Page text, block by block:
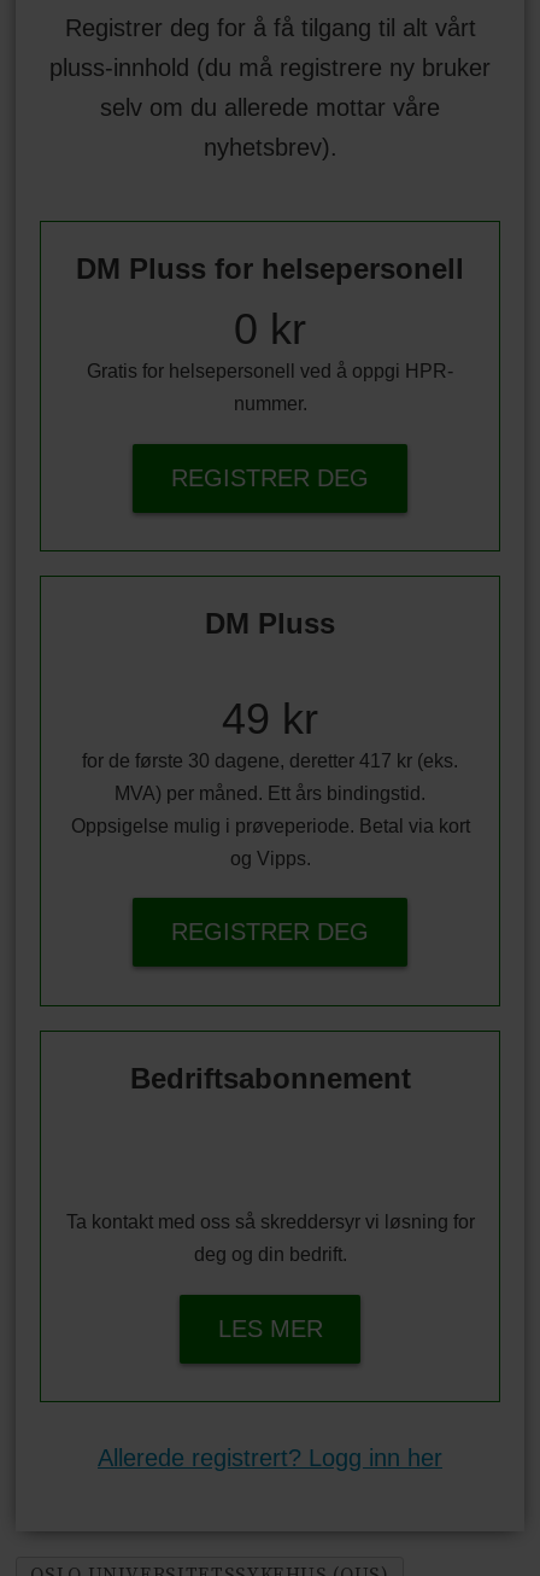
Registrer deg for å få tilgang til alt vårt
pluss-innhold (du må registrere ny bruker
selv om du allerede mottar våre
nyhetsbrev).
DM Pluss for helsepersonell
0 kr
Gratis for helsepersonell ved å oppgi HPR-
nummer.
REGISTRER DEG
DM Pluss
49 kr
for de første 30 dagene, deretter 417 kr (eks.
MVA) per måned. Ett års bindingstid.
Oppsigelse mulig i prøveperiode. Betal via kort
og Vipps.
REGISTRER DEG
Bedriftsabonnement
Ta kontakt med oss så skreddersyr vi løsning for
deg og din bedrift.
LES MER
Allerede registrert? Logg inn her